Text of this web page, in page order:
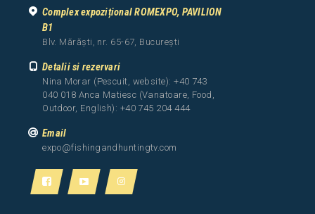
Complex expozițional ROMEXPO, PAVILION
B1
Blv. Mărăști, nr. 65-67, București
Detalii si rezervari
Nina Morar (Pescuit, website): +40 743
040 018 Anca Matiesc (Vanatoare, Food,
Outdoor, English): +40 745 204 444
Email
expo@fishingandhuntingtv.com